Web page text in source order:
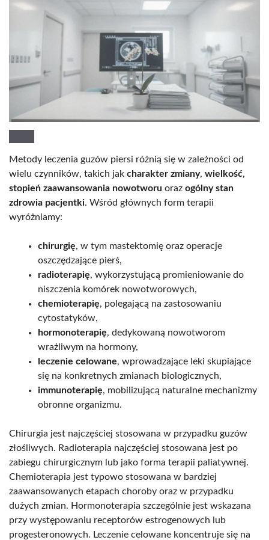
Metody leczenia guzów piersi różnią się w zależności od
wielu czynników, takich jak charakter zmiany, wielkość,
stopień zaawansowania nowotworu oraz ogólny stan
zdrowia pacjentki. Wśród głównych form terapii
wyróżniamy:
chirurgię, w tym mastektomię oraz operacje
oszczędzające pierś,
radioterapię, wykorzystującą promieniowanie do
niszczenia komórek nowotworowych,
chemioterapię, polegającą na zastosowaniu
cytostatyków,
hormonoterapię, dedykowaną nowotworom
wrażliwym na hormony,
leczenie celowane, wprowadzające leki skupiające
się na konkretnych zmianach biologicznych,
immunoterapię, mobilizującą naturalne mechanizmy
obronne organizmu.
Chirurgia jest najczęściej stosowana w przypadku guzów
złośliwych. Radioterapia najczęściej stosowana jest po
zabiegu chirurgicznym lub jako forma terapii paliatywnej.
Chemioterapia jest typowo stosowana w bardziej
zaawansowanych etapach choroby oraz w przypadku
dużych zmian. Hormonoterapia szczególnie jest wskazana
przy występowaniu receptorów estrogenowych lub
progesteronowych. Leczenie celowane koncentruje się na